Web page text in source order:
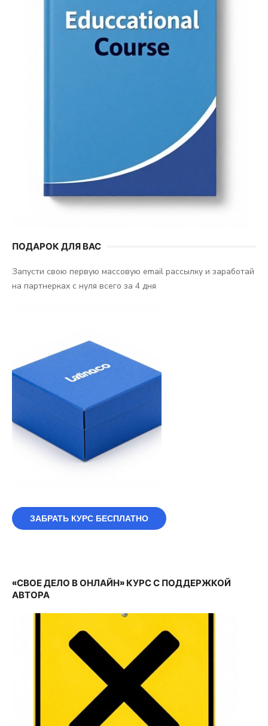
ПОДАРОК ДЛЯ ВАС
Запусти свою первую массовую email рассылку и заработай
на партнерках с нуля всего за 4 дня
ЗАБРАТЬ КУРС БЕСПЛАТНО
«СВОЕ ДЕЛО В ОНЛАЙН» КУРС С ПОДДЕРЖКОЙ
АВТОРА